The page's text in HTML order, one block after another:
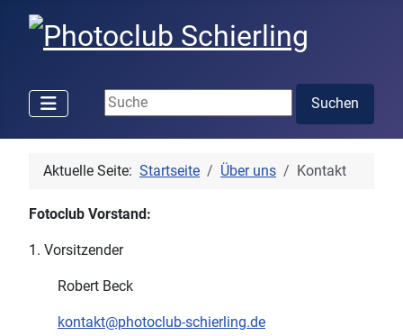
Suchen ...
Suchen
Aktuelle Seite: Startseite Über uns Kontakt
Fotoclub Vorstand:
1. Vorsitzender
Robert Beck
kontakt@photoclub-schierling.de